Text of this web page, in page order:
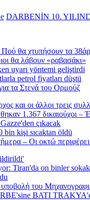
DARBENİN 10.
Πού θα χτυπήσουν τα
θα λάβουν «ραβασάκι»
uyarı yöntemi geliştirdi
petrol fiyatları düştü
τα Στενά του Ορμούζ
και οι άλλοι τρεις
1.367 δικαιούχοι –
çıkacak
bin kişi sıcaktan öldü
– Οι οκτώ
Tiran'da on binler
του
BATI